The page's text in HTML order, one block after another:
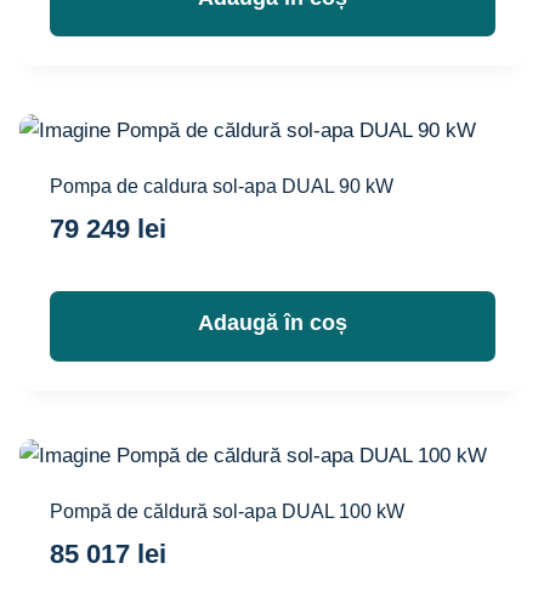
Pompa de caldura sol-apa DUAL 90 kW
79 249 lei
Adaugă în coș
Pompă de căldură sol-apa DUAL 100 kW
85 017 lei